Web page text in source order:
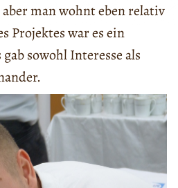
man wohnt eben relativ
Projektes war es ein
sowohl Interesse als